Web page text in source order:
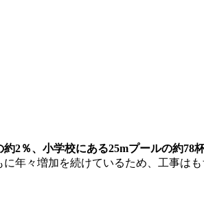
約2％、小学校にある25mプールの約78
年々増加を続けているため、工事は